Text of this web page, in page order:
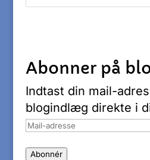
Abonner på
Indtast din mail-
blogindlæg direkte i
Mail-
Abonnér